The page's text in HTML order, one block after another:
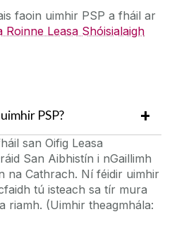
faoin uimhir PSP a fháil ar
Leasa Shóisialaigh
PSP?
san Oifig Leasa
San Aibhistín i nGaillimh
na Cathrach. Ní féidir uimhir
tú isteach sa tír mura
riamh. (Uimhir theagmhála: